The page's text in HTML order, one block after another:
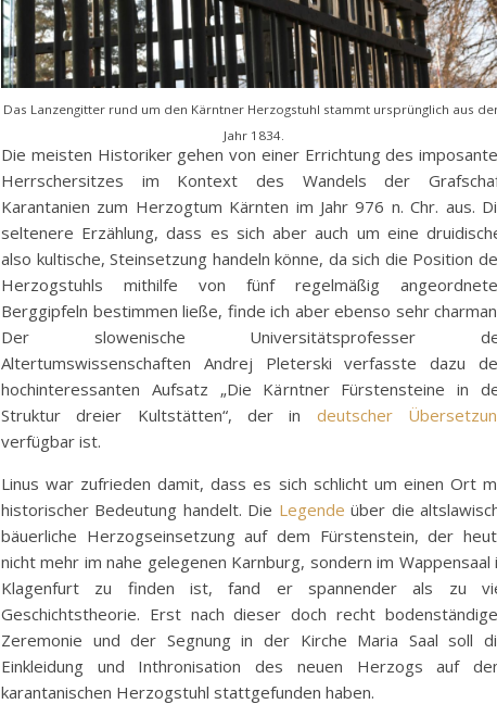
Das Lanzengitter rund um den Kärntner Herzogstuhl stammt ursprünglich aus
Jahr 1834.
Die meisten Historiker gehen von einer Errichtung des
Herrschersitzes im Kontext des Wandels der
Karantanien zum Herzogtum Kärnten im Jahr 976 n. Chr. aus.
seltenere Erzählung, dass es sich aber auch um eine
also kultische, Steinsetzung handeln könne, da sich die Position
Herzogstuhls mithilfe von fünf regelmäßig
Berggipfeln bestimmen ließe, finde ich aber ebenso sehr
Der slowenische Universitätsprofesser
Altertumswissenschaften Andrej Pleterski verfasste dazu
hochinteressanten Aufsatz „Die Kärntner Fürstensteine in
Struktur dreier Kultstätten“, der in deutscher
verfügbar ist.
Linus war zufrieden damit, dass es sich schlicht um einen Ort
historischer Bedeutung handelt. Die Legende über die
bäuerliche Herzogseinsetzung auf dem Fürstenstein, der
nicht mehr im nahe gelegenen Karnburg, sondern im Wappensaal
Klagenfurt zu finden ist, fand er spannender als zu
Geschichtstheorie. Erst nach dieser doch recht
Zeremonie und der Segnung in der Kirche Maria Saal soll
Einkleidung und Inthronisation des neuen Herzogs auf
karantanischen Herzogstuhl stattgefunden haben.